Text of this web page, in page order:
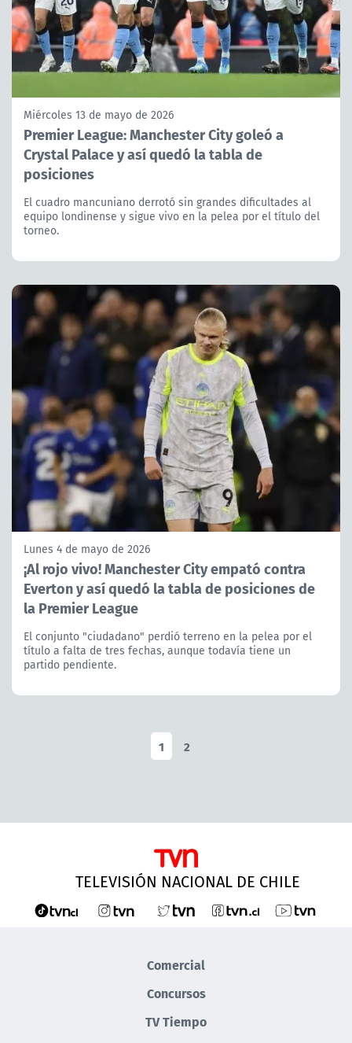
Miércoles 13 de mayo de 2026
Premier League: Manchester City goleó a
Crystal Palace y así quedó la tabla de
posiciones
El cuadro mancuniano derrotó sin grandes dificultades al
equipo londinense y sigue vivo en la pelea por el título del
torneo.
Lunes 4 de mayo de 2026
¡Al rojo vivo! Manchester City empató contra
Everton y así quedó la tabla de posiciones de
la Premier League
El conjunto "ciudadano" perdió terreno en la pelea por el
título a falta de tres fechas, aunque todavía tiene un
partido pendiente.
1 2
TELEVISIÓN NACIONAL DE CHILE
Comercial
Concursos
TV Tiempo